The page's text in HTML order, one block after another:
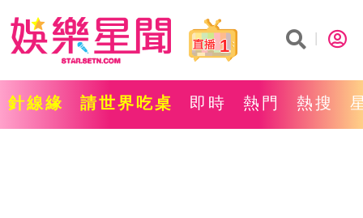
1
針線緣 請世界吃桌 即時 熱門 熱搜